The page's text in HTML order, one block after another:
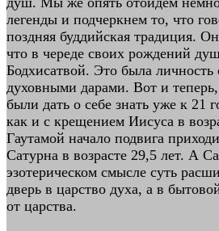
легенды и подчеркнем то, что
поздняя буддийская традиция.
что в череде своих рождений
Бодхисатвой. Это была
духовными дарами. Вот и
были дать о себе знать уже к 21
как и с крещением Иисуса в
Гаутамой начало подвига
Сатурна в возрасте 29,5 лет. А
эзотерическом смысле суть
дверь в царство духа, а в
от царства.